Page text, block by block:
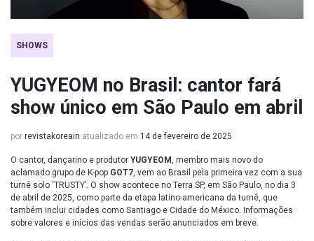
SHOWS
YUGYEOM no Brasil: cantor fará
show único em São Paulo em abril
por revistakoreain atualizado em 14 de fevereiro de 2025
O cantor, dançarino e produtor YUGYEOM, membro mais novo do
aclamado grupo de K-pop GOT7, vem ao Brasil pela primeira vez com a sua
turnê solo ‘TRUSTY’. O show acontece no Terra SP, em São Paulo, no dia 3
de abril de 2025, como parte da etapa latino-americana da turnê, que
também inclui cidades como Santiago e Cidade do México. Informações
sobre valores e inícios das vendas serão anunciados em breve.